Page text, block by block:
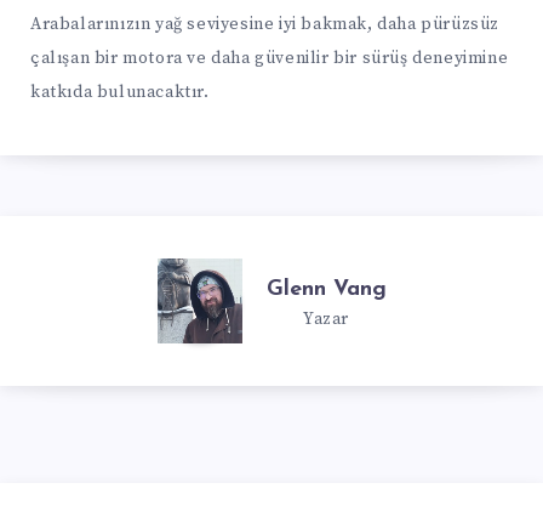
Arabalarınızın yağ seviyesine iyi bakmak, daha pürüzsüz
çalışan bir motora ve daha güvenilir bir sürüş deneyimine
katkıda bulunacaktır.
Glenn Vang
Yazar